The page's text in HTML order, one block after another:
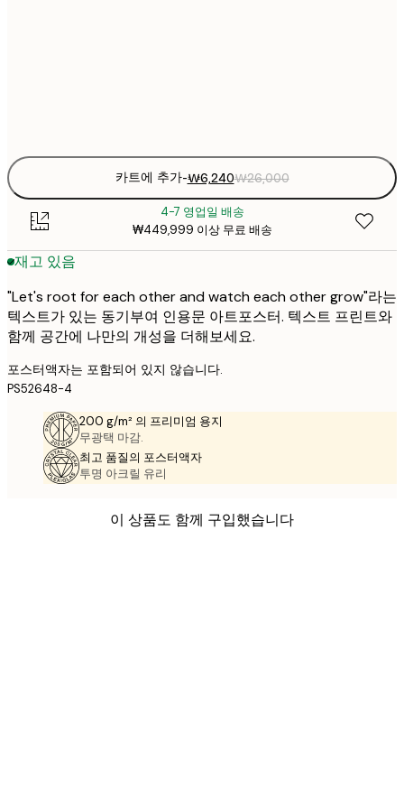
카트에 추가-₩6,240₩26,000
4-7 영업일 배송
₩449,999 이상 무료 배송
재고 있음
"Let's root for each other and watch each other grow"라는
텍스트가 있는 동기부여 인용문 아트포스터. 텍스트 프린트와
함께 공간에 나만의 개성을 더해보세요.
포스터액자는 포함되어 있지 않습니다.
PS52648-4
200 g/m² 의 프리미엄 용지
무광택 마감.
최고 품질의 포스터액자
투명 아크릴 유리
이 상품도 함께 구입했습니다